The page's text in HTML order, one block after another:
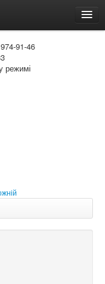
РОС
91-46
режимі